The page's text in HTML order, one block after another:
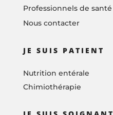
Professionnels de santé
Nous contacter
JE SUIS PATIENT
Nutrition entérale
Chimiothérapie